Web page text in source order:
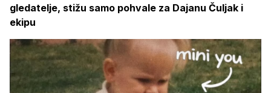
gledatelje, stižu samo pohvale za Dajanu Čuljak i
ekipu